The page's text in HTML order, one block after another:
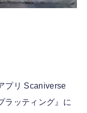
プリ Scaniverse
ラッティング』に